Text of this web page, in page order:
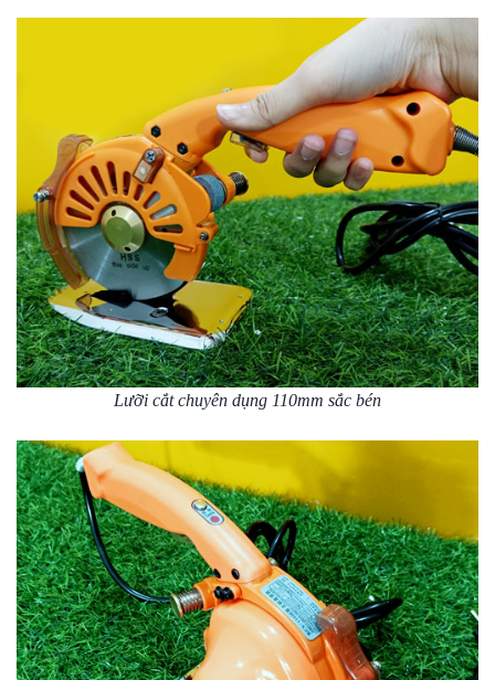
Lưỡi cắt chuyên dụng 110mm sắc bén